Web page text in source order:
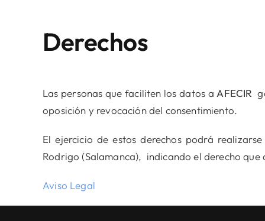
Derechos
Las personas que faciliten los datos a AFECIR
oposición y revocación del consentimiento.
El ejercicio de estos derechos podrá
Rodrigo (Salamanca), indicando el derecho
Aviso Legal